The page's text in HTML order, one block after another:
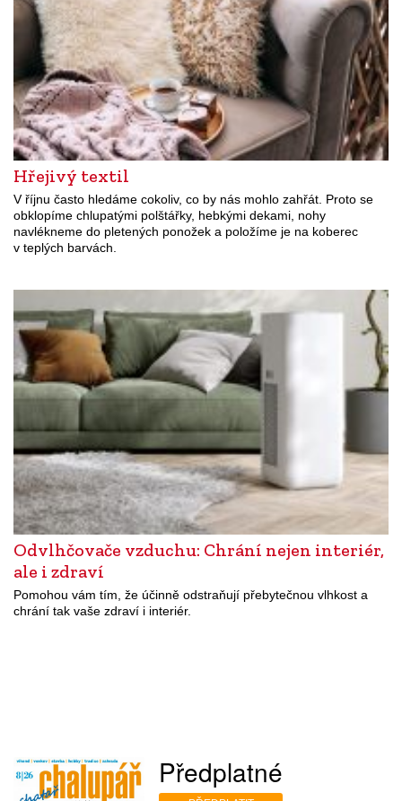
Hřejivý textil
V říjnu často hledáme cokoliv, co by nás mohlo zahřát. Proto se
obklopíme chlupatými polštářky, hebkými dekami, nohy
navlékneme do pletených ponožek a položíme je na koberec
v teplých barvách.
Odvlhčovače vzduchu: Chrání nejen interiér,
ale i zdraví
Pomohou vám tím, že účinně odstraňují přebytečnou vlhkost a
chrání tak vaše zdraví i interiér.
Předplatné